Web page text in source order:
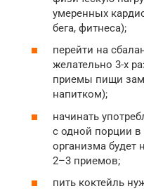
умеренных
бега, фитнеса);
перейти на
желательно 3-х
приемы пищи
напитком);
начинать
с одной порции в
организма
2–3 приемов;
пить коктейль